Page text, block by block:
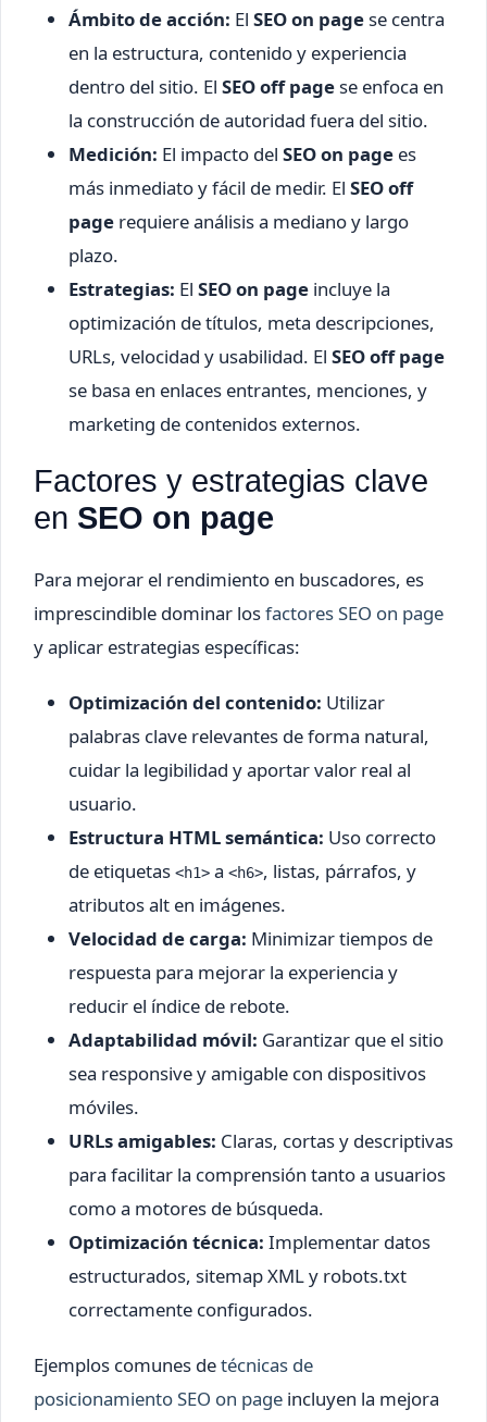
Ámbito de acción: El SEO on pagese centra
en la estructura, contenido y experiencia
dentro del sitio. El SEO off pagese enfoca en
la construcción de autoridad fuera del sitio.
Medición: El impacto del SEO on page es
más inmediato y fácil de medir. El SEO off
page requiere análisis a mediano y largo
plazo.
Estrategias: El SEO on page incluye la
optimización de títulos, meta descripciones,
URLs, velocidad y usabilidad. El SEO off page
se basa en enlaces entrantes, menciones, y
marketing de contenidos externos.
Factores y estrategias clave
en SEO on page
Para mejorar el rendimiento en buscadores, es
imprescindible dominar losfactores SEO on page
y aplicar estrategias específicas:
Optimización del contenido: Utilizar
palabras clave relevantes de forma natural,
cuidar la legibilidad y aportar valor real al
usuario.
Estructura HTML semántica: Uso correcto
de etiquetas <h1> a <h6>, listas, párrafos, y
atributos alt en imágenes.
Velocidad de carga: Minimizar tiempos de
respuesta para mejorar la experiencia y
reducir el índice de rebote.
Adaptabilidad móvil: Garantizar que el sitio
sea responsive y amigable con dispositivos
móviles.
URLs amigables: Claras, cortas y descriptivas
para facilitar la comprensión tanto a usuarios
como a motores de búsqueda.
Optimización técnica: Implementar datos
estructurados, sitemap XML y robots.txt
correctamente configurados.
Ejemplos comunes detécnicas de
posicionamiento SEO on page incluyen la mejora